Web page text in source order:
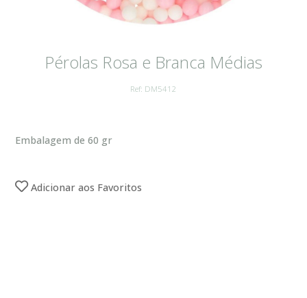
Pérolas Rosa e Branca Médias
Ref: DM5412
Embalagem de 60 gr
Adicionar aos Favoritos